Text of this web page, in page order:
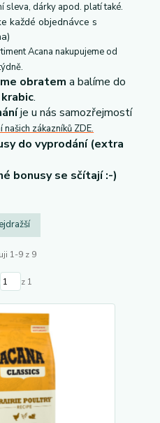
sleva, dárky apod. platí také.
každé objednávce s
Acana nakupujeme od
obratem a balíme do
.
je u nás samozřejmostí
zákazníků ZDE.
do vyprodání (extra
bonusy se sčítají :-)
1-9 z 9
z 1